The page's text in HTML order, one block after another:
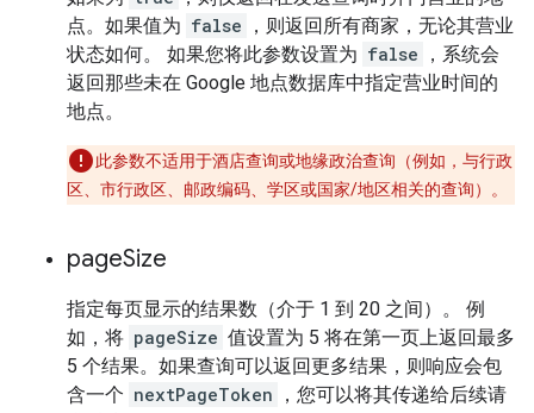
点。如果值为 false
，则返回所有商家，无论其营业
状态如何。 如果您将此参数设置为 false
，系统会
返回那些未在 Google 地点数据库中指定营业时间的
地点。
此参数不适用于酒店查询或地缘政治查询（例如，与行政
区、市行政区、邮政编码、学区或国家/地区相关的查询）。
pageSize
指定每页显示的结果数（介于 1 到 20 之间）。 例
如，将 pageSize 值设置为 5 将在第一页上返回最多
5 个结果。如果查询可以返回更多结果，则响应会包
含一个 nextPageToken
，您可以将其传递给后续请